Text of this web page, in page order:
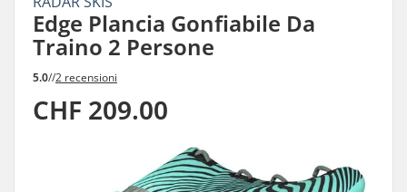
Edge Plancia Gonfiabile Da
Traino 2 Persone
5.0//2 recensioni
CHF 209.00